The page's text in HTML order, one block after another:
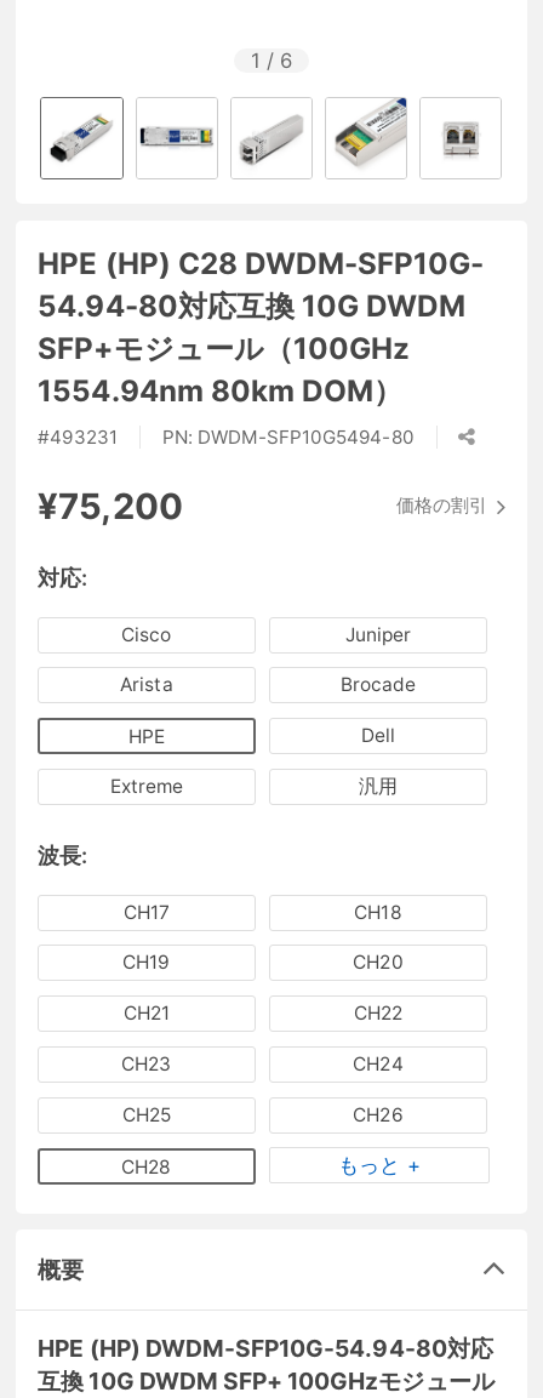
1 / 6
HPE (HP) C28 DWDM-SFP10G-
54.94-80対応互換 10G DWDM
SFP+モジュール（100GHz
1554.94nm 80km DOM）
#493231 PN: DWDM-SFP10G5494-80
¥75,200 価格の割引
対応:
Cisco Juniper
Arista Brocade
HPE Dell
Extreme 汎用
波長:
CH17 CH18
CH19 CH20
CH21 CH22
CH23 CH24
CH25 CH26
CH28 もっと +
概要
HPE (HP) DWDM-SFP10G-54.94-80対応
互換 10G DWDM SFP+ 100GHzモジュール